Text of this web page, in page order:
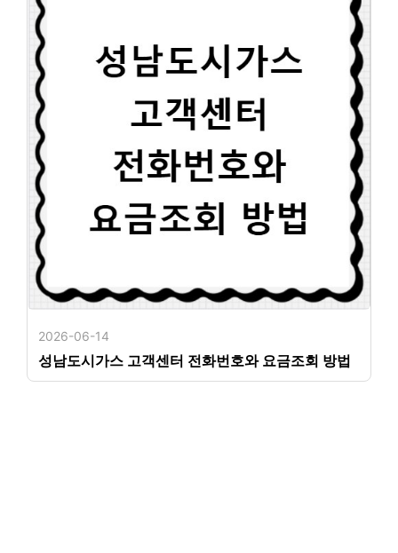
2026-06-14
성남도시가스 고객센터 전화번호와 요금조회 방법